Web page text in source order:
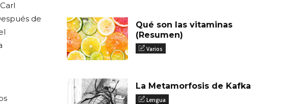
de
Qué son las vitaminas
(Resumen)
Varios
La Metamorfosis de Kafka
Lengua